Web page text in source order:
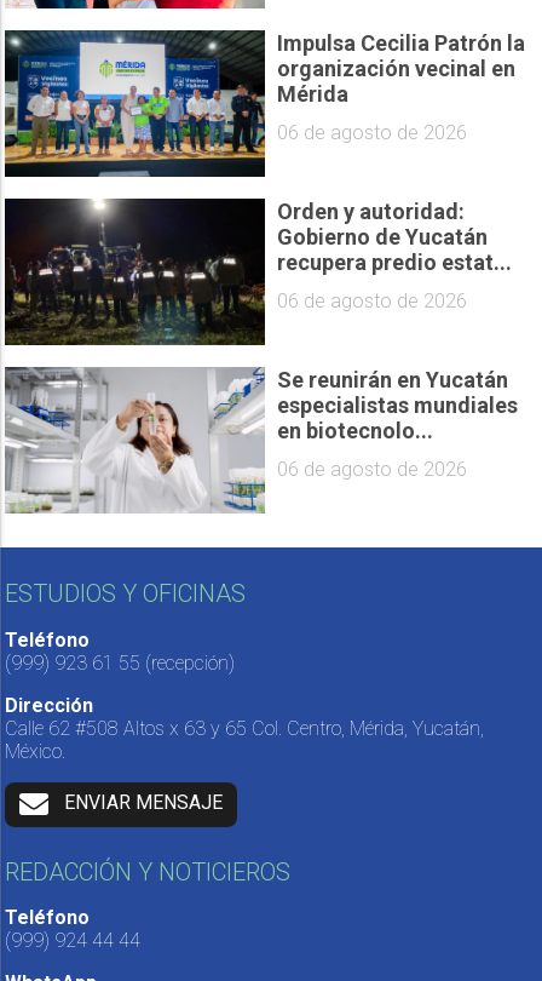
Impulsa Cecilia Patrón la
organización vecinal en
Mérida
06 de agosto de 2026
Orden y autoridad:
Gobierno de Yucatán
recupera predio estat...
06 de agosto de 2026
Se reunirán en Yucatán
especialistas mundiales
en biotecnolo...
06 de agosto de 2026
ESTUDIOS Y OFICINAS
Teléfono
(999) 923 61 55 (recepción)
Dirección
Calle 62 #508 Altos x 63 y 65 Col. Centro, Mérida, Yucatán,
México.
ENVIAR MENSAJE
REDACCIÓN Y NOTICIEROS
Teléfono
(999) 924 44 44